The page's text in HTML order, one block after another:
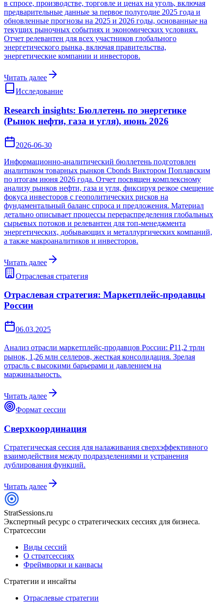
в спросе, производстве, торговле и ценах на уголь, включая
предварительные данные за первое полугодие 2025 года и
обновленные прогнозы на 2025 и 2026 годы, основанные на
текущих рыночных событиях и экономических условиях.
Отчет релевантен для всех участников глобального
энергетического рынка, включая правительства,
энергетические компании и инвесторов.
Читать далее
Исследование
Research insights: Бюллетень по энергетике
(Рынок нефти, газа и угля), июнь 2026
2026-06-30
Информационно-аналитический бюллетень подготовлен
аналитиком товарных рынков Cbonds Виктором Поплавским
по итогам июня 2026 года. Отчет посвящен комплексному
анализу рынков нефти, газа и угля, фиксируя резкое смещение
фокуса инвесторов с геополитических рисков на
фундаментальный баланс спроса и предложения. Материал
детально описывает процессы перераспределения глобальных
сырьевых потоков и релевантен для топ-менеджмента
энергетических, добывающих и металлургических компаний,
а также макроаналитиков и инвесторов.
Читать далее
Отраслевая стратегия
Отраслевая стратегия: Маркетплейс-продавцы
России
06.03.2025
Анализ отрасли маркетплейс-продавцов России: ₽11,2 трлн
рынок, 1,26 млн селлеров, жесткая консолидация. Зрелая
отрасль с высокими барьерами и давлением на
маржинальность.
Читать далее
Формат сессии
Сверхкоординация
Стратегическая сессия для налаживания сверхэффективного
взаимодействия между подразделениями и устранения
дублирования функций.
Читать далее
StratSessions.ru
Экспертный ресурс о стратегических сессиях для бизнеса.
Стратсессии
Виды сессий
О стратсессиях
Фреймворки и канвасы
Стратегии и инсайты
Отраслевые стратегии